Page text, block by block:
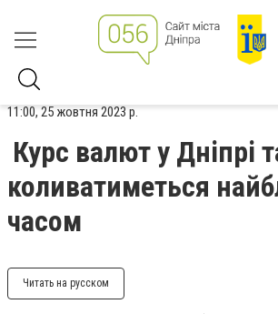
11:00, 25 жовтня 2023 р.
Курс валют у Дніпрі
коливатиметься
часом
Читать на русском